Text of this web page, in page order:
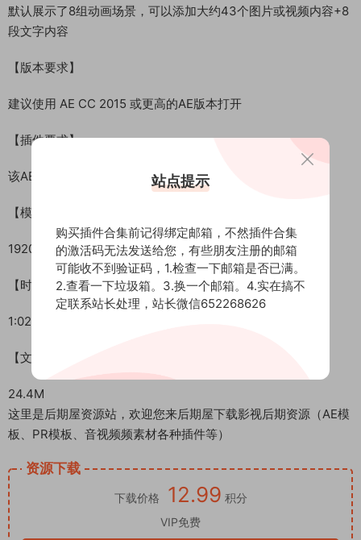
默认展示了8组动画场景，可以添加大约43个图片或视频内容+8
段文字内容
【版本要求】
建议使用 AE CC 2015 或更高的AE版本打开
【插件要求】
该AE模板不需要任何第三方插件
【模板尺寸】
1920*1080
【时间长度】
1:02
【文件大小】
24.4M
这里是后期屋资源站，欢迎您来后期屋下载影视后期资源（AE模
板、PR模板、音视频频素材各种插件等）
资源下载
下载价格 12.99 积分
VIP免费
站点提示
购买插件合集前记得绑定邮箱，不然插件合集
的激活码无法发送给您，有些朋友注册的邮箱
可能收不到验证码，1.检查一下邮箱是否已满。
2.查看一下垃圾箱。3.换一个邮箱。4.实在搞不
定联系站长处理，站长微信652268626